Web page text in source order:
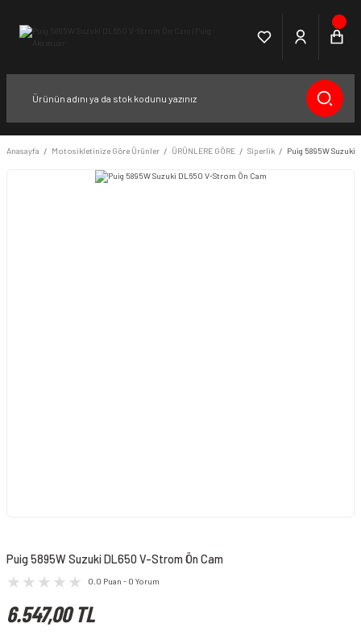
Anasayfa Motosikletinize Göre Ürünler ÜRÜNLERE GÖRE Siperlik Puig 5895W Suzuki
Puig 5895W Suzuki DL650 V-Strom Ön Cam
0.0 Puan - 0 Yorum
6.547,00 TL